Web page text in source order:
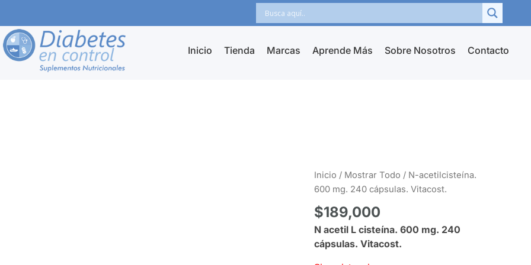
contenido
Inicio
Tienda Marcas Aprende Más Sobre Nosotros Contacto
Inicio / Mostrar Todo / N-acetilcisteína.
600 mg. 240 cápsulas. Vitacost.
$189,000
N acetil L cisteína. 600 mg. 240
cápsulas. Vitacost.